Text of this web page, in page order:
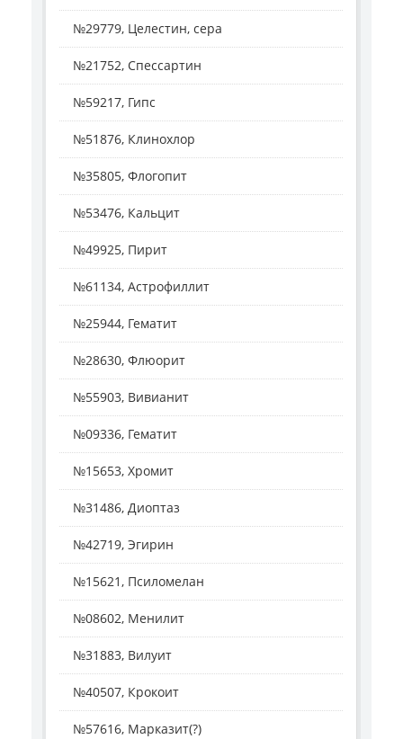
№29779, Целестин, сера
№21752, Спессартин
№59217, Гипс
№51876, Клинохлор
№35805, Флогопит
№53476, Кальцит
№49925, Пирит
№61134, Астрофиллит
№25944, Гематит
№28630, Флюорит
№55903, Вивианит
№09336, Гематит
№15653, Хромит
№31486, Диоптаз
№42719, Эгирин
№15621, Псиломелан
№08602, Менилит
№31883, Вилуит
№40507, Крокоит
№57616, Марказит(?)